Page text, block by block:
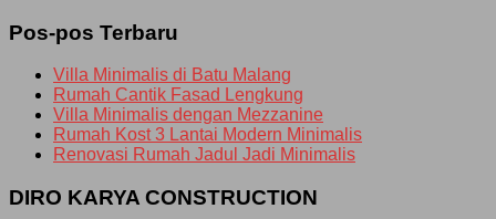
Pos-pos Terbaru
Villa Minimalis di Batu Malang
Rumah Cantik Fasad Lengkung
Villa Minimalis dengan Mezzanine
Rumah Kost 3 Lantai Modern Minimalis
Renovasi Rumah Jadul Jadi Minimalis
DIRO KARYA CONSTRUCTION